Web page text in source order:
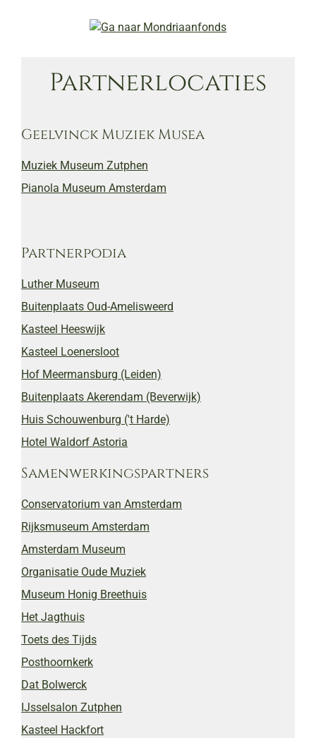
Partnerlocaties
Geelvinck Muziek Musea
Muziek Museum Zutphen
Pianola Museum Amsterdam
Partnerpodia
Luther Museum
Buitenplaats Oud-Amelisweerd
Kasteel Heeswijk
Kasteel Loenersloot
Hof Meermansburg (Leiden)
Buitenplaats Akerendam (Beverwijk)
Huis Schouwenburg ('t Harde)
Hotel Waldorf Astoria
Samenwerkingspartners
Conservatorium van Amsterdam
Rijksmuseum Amsterdam
Amsterdam Museum
Organisatie Oude Muziek
Museum Honig Breethuis
Het Jagthuis
Toets des Tijds
Posthoornkerk
Dat Bolwerck
IJsselsalon Zutphen
Kasteel Hackfort